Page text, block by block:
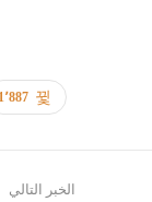
1٬887
الخبر التالي